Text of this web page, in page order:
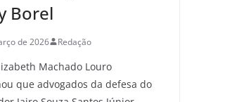
Borel
de 2026 Redação
Machado Louro
que advogados da defesa do